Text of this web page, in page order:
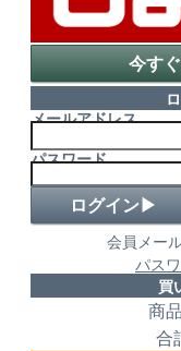
今す
メールアドレス
パスワード
会員メー
パス
買
商
合